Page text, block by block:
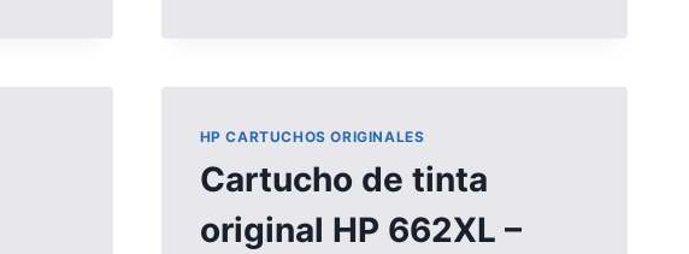
HP CARTUCHOS ORIGINALES
Cartucho de tinta
original HP 662XL –